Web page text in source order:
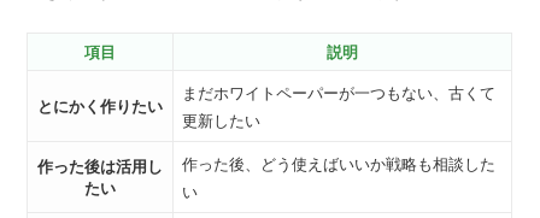
項目 説明
とにかく作りたい
まだホワイトペーパーが一つもない、古くて
更新したい
作った後は活用し
たい
作った後、どう使えばいいか戦略も相談した
い